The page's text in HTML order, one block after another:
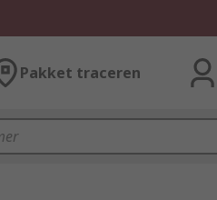
Pakket traceren